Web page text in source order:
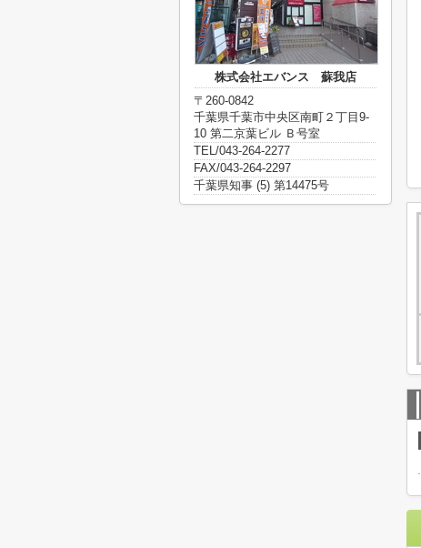
株式会社エバンス 蘇我店
〒260-0842
千葉県千葉市中央区南町２丁目9-
10 第二京葉ビル Ｂ号室
TEL/043-264-2277
FAX/043-264-2297
千葉県知事 (5) 第14475号